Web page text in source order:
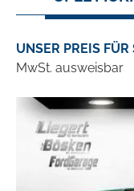
UNSER PREIS
MwSt. ausweisbar